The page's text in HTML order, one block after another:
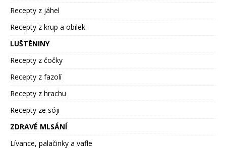
Recepty z jáhel
Recepty z krup a obilek
LUŠTĚNINY
Recepty z čočky
Recepty z fazolí
Recepty z hrachu
Recepty ze sóji
ZDRAVÉ MLSÁNÍ
Lívance, palačinky a vafle